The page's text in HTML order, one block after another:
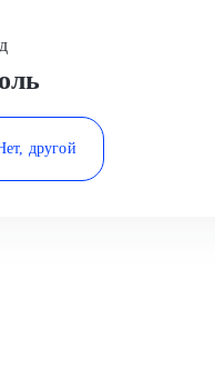
Воды
на-Дону
другой